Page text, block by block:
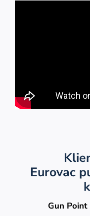
Eurovac
Gun